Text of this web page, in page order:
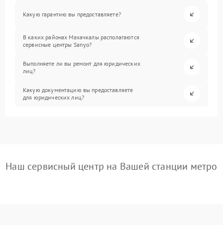
Какую гарантию вы предоставляете?
В каких районах Махачкалы располагаются
сервисные центры Sanyo?
Выполняете ли вы ремонт для юридических
лиц?
Какую документацию вы предоставляете
для юридических лиц?
Наш сервисный центр на Вашей станции метро